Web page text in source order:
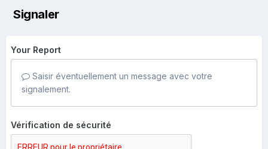
Signaler
Your Report
Saisir éventuellement un message avec votre
signalement.
Vérification de sécurité